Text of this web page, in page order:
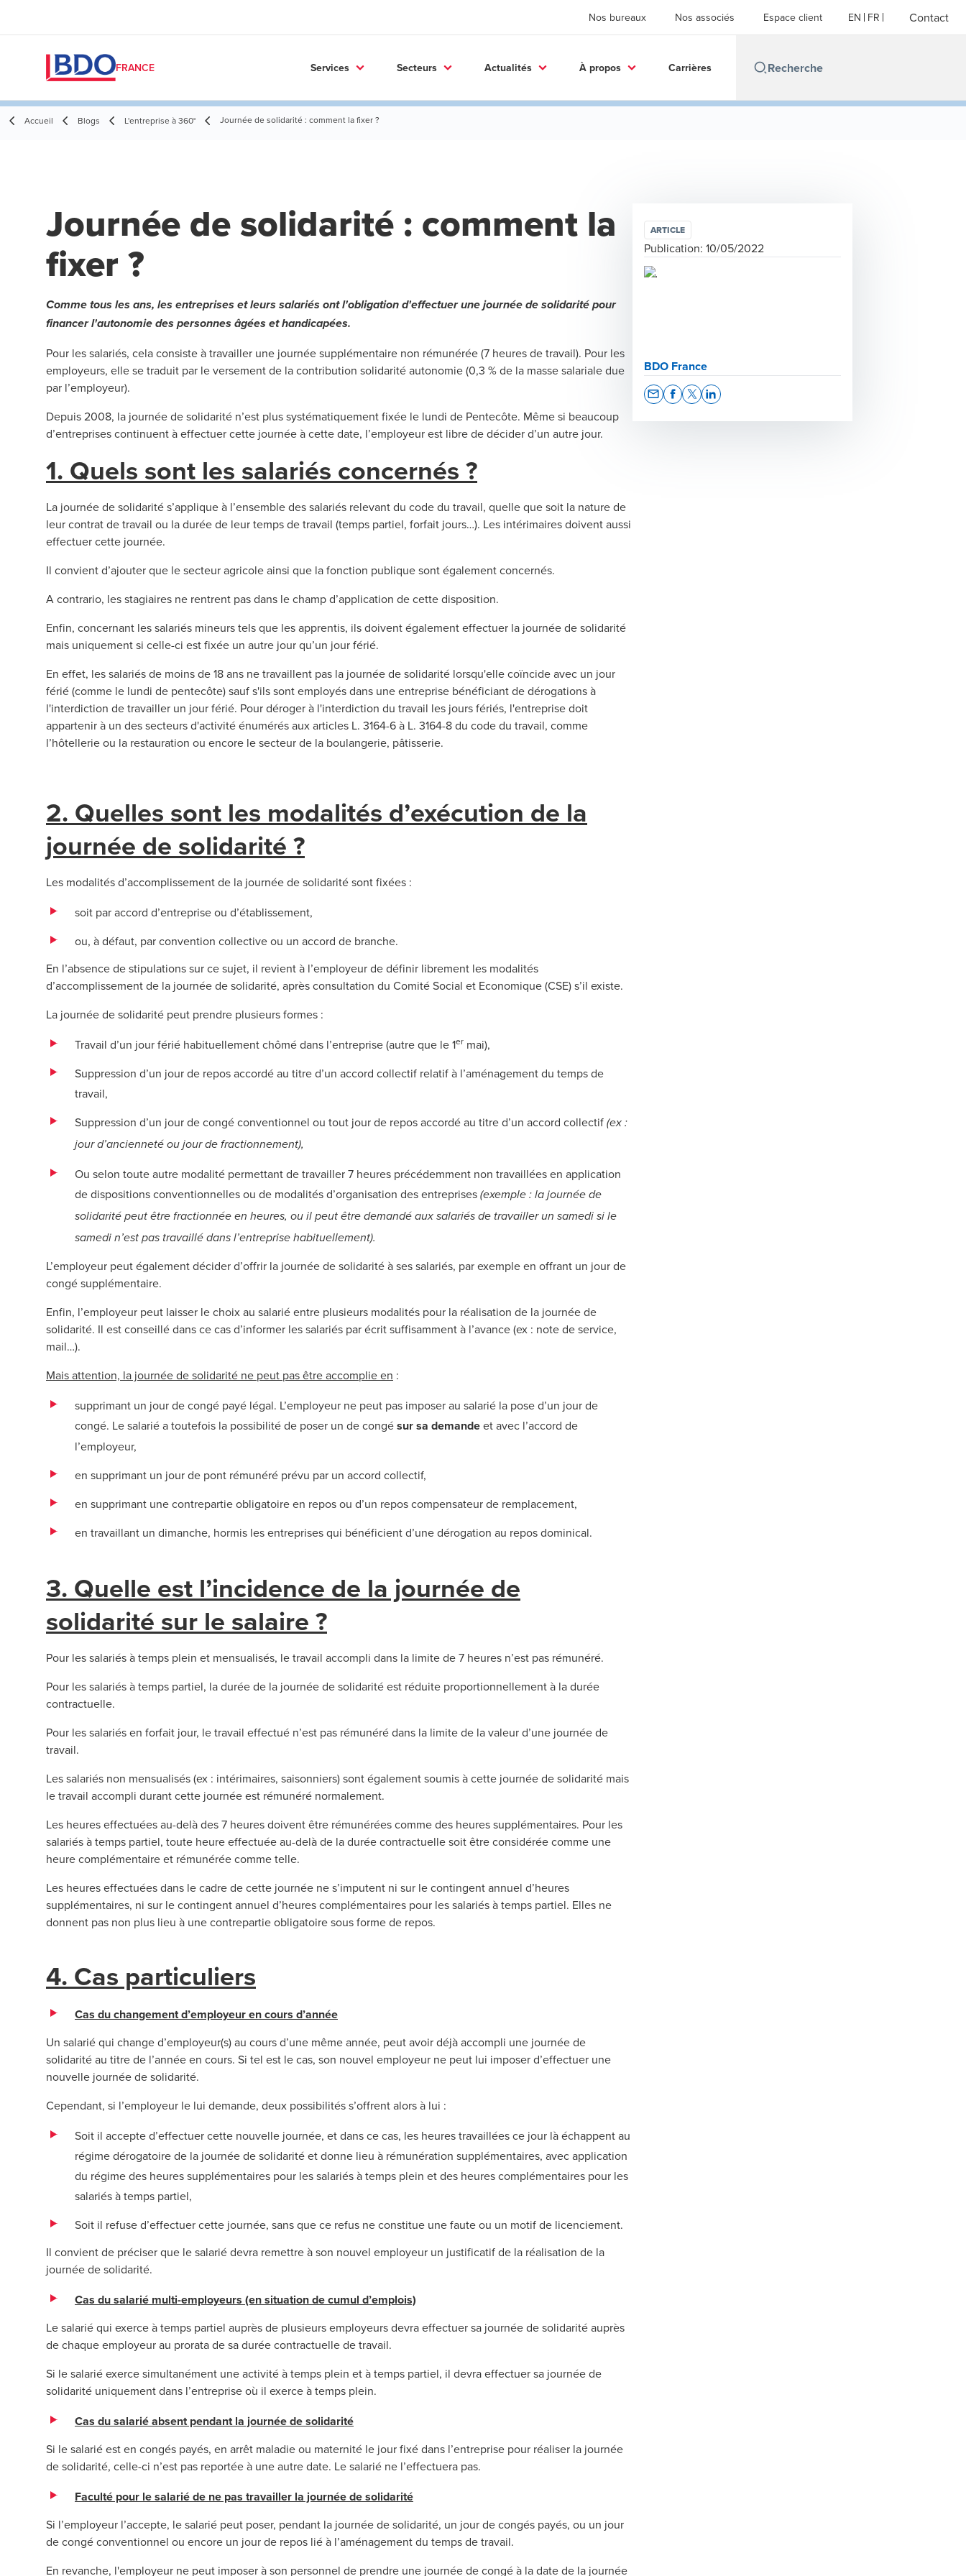
Nos bureaux Nos associés Espace client EN FR Contact
FRANCE Services Secteurs Actualités À propos Carrières
Accueil Blogs L'entreprise à 360° Journée de solidarité : comment la fixer ?
Journée de solidarité : comment la
fixer ?
Comme tous les ans, les entreprises et leurs salariés ont l'obligation d'effectuer une journée de solidarité pour
financer l'autonomie des personnes âgées et handicapées.
Pour les salariés, cela consiste à travailler une journée supplémentaire non rémunérée (7 heures de travail). Pour les
employeurs, elle se traduit par le versement de la contribution solidarité autonomie (0,3 % de la masse salariale due
par l’employeur).
Depuis 2008, la journée de solidarité n’est plus systématiquement fixée le lundi de Pentecôte. Même si beaucoup
d’entreprises continuent à effectuer cette journée à cette date, l’employeur est libre de décider d’un autre jour.
1. Quels sont les salariés concernés ?
La journée de solidarité s’applique à l’ensemble des salariés relevant du code du travail, quelle que soit la nature de
leur contrat de travail ou la durée de leur temps de travail (temps partiel, forfait jours…). Les intérimaires doivent aussi
effectuer cette journée.
Il convient d’ajouter que le secteur agricole ainsi que la fonction publique sont également concernés.
A contrario, les stagiaires ne rentrent pas dans le champ d’application de cette disposition.
Enfin, concernant les salariés mineurs tels que les apprentis, ils doivent également effectuer la journée de solidarité
mais uniquement si celle-ci est fixée un autre jour qu’un jour férié.
En effet, les salariés de moins de 18 ans ne travaillent pas la journée de solidarité lorsqu'elle coïncide avec un jour
férié (comme le lundi de pentecôte) sauf s'ils sont employés dans une entreprise bénéficiant de dérogations à
l'interdiction de travailler un jour férié. Pour déroger à l'interdiction du travail les jours fériés, l'entreprise doit
appartenir à un des secteurs d'activité énumérés aux articles L. 3164-6 à L. 3164-8 du code du travail, comme
l’hôtellerie ou la restauration ou encore le secteur de la boulangerie, pâtisserie.
2. Quelles sont les modalités d’exécution de la
journée de solidarité ?
Les modalités d’accomplissement de la journée de solidarité sont fixées :
soit par accord d’entreprise ou d’établissement,
ou, à défaut, par convention collective ou un accord de branche.
En l’absence de stipulations sur ce sujet, il revient à l’employeur de définir librement les modalités
d’accomplissement de la journée de solidarité, après consultation du Comité Social et Economique (CSE) s’il existe.
La journée de solidarité peut prendre plusieurs formes :
Travail d’un jour férié habituellement chômé dans l’entreprise (autre que le 1er mai),
Suppression d’un jour de repos accordé au titre d’un accord collectif relatif à l’aménagement du temps de
travail,
Suppression d’un jour de congé conventionnel ou tout jour de repos accordé au titre d’un accord collectif (ex :
jour d’ancienneté ou jour de fractionnement),
Ou selon toute autre modalité permettant de travailler 7 heures précédemment non travaillées en application
de dispositions conventionnelles ou de modalités d’organisation des entreprises (exemple : la journée de
solidarité peut être fractionnée en heures, ou il peut être demandé aux salariés de travailler un samedi si le
samedi n’est pas travaillé dans l’entreprise habituellement).
L’employeur peut également décider d’offrir la journée de solidarité à ses salariés, par exemple en offrant un jour de
congé supplémentaire.
Enfin, l’employeur peut laisser le choix au salarié entre plusieurs modalités pour la réalisation de la journée de
solidarité. Il est conseillé dans ce cas d’informer les salariés par écrit suffisamment à l’avance (ex : note de service,
mail…).
Mais attention, la journée de solidarité ne peut pas être accomplie en :
supprimant un jour de congé payé légal. L’employeur ne peut pas imposer au salarié la pose d’un jour de
congé. Le salarié a toutefois la possibilité de poser un de congésur sa demandeet avec l’accord de
l’employeur,
en supprimant un jour de pont rémunéré prévu par un accord collectif,
en supprimant une contrepartie obligatoire en repos ou d’un repos compensateur de remplacement,
en travaillant un dimanche, hormis les entreprises qui bénéficient d’une dérogation au repos dominical.
3. Quelle est l’incidence de la journée de
solidarité sur le salaire ?
Pour les salariés à temps plein et mensualisés, le travail accompli dans la limite de 7 heures n’est pas rémunéré.
Pour les salariés à temps partiel, la durée de la journée de solidarité est réduite proportionnellement à la durée
contractuelle.
Pour les salariés en forfait jour, le travail effectué n’est pas rémunéré dans la limite de la valeur d’une journée de
travail.
Les salariés non mensualisés (ex : intérimaires, saisonniers) sont également soumis à cette journée de solidarité mais
le travail accompli durant cette journée est rémunéré normalement.
Les heures effectuées au-delà des 7 heures doivent être rémunérées comme des heures supplémentaires. Pour les
salariés à temps partiel, toute heure effectuée au-delà de la durée contractuelle soit être considérée comme une
heure complémentaire et rémunérée comme telle.
Les heures effectuées dans le cadre de cette journée ne s’imputent ni sur le contingent annuel d’heures
supplémentaires, ni sur le contingent annuel d’heures complémentaires pour les salariés à temps partiel. Elles ne
donnent pas non plus lieu à une contrepartie obligatoire sous forme de repos.
4. Cas particuliers
Cas du changement d’employeur en cours d’année
Un salarié qui change d’employeur(s) au cours d’une même année, peut avoir déjà accompli une journée de
solidarité au titre de l’année en cours. Si tel est le cas, son nouvel employeur ne peut lui imposer d’effectuer une
nouvelle journée de solidarité.
Cependant, si l’employeur le lui demande, deux possibilités s’offrent alors à lui :
Soit il accepte d’effectuer cette nouvelle journée, et dans ce cas, les heures travaillées ce jour là échappent au
régime dérogatoire de la journée de solidarité et donne lieu à rémunération supplémentaires, avec application
du régime des heures supplémentaires pour les salariés à temps plein et des heures complémentaires pour les
salariés à temps partiel,
Soit il refuse d’effectuer cette journée, sans que ce refus ne constitue une faute ou un motif de licenciement.
Il convient de préciser que le salarié devra remettre à son nouvel employeur un justificatif de la réalisation de la
journée de solidarité.
Cas du salarié multi-employeurs (en situation de cumul d’emplois)
Le salarié qui exerce à temps partiel auprès de plusieurs employeurs devra effectuer sa journée de solidarité auprès
de chaque employeur au prorata de sa durée contractuelle de travail.
Si le salarié exerce simultanément une activité à temps plein et à temps partiel, il devra effectuer sa journée de
solidarité uniquement dans l’entreprise où il exerce à temps plein.
Cas du salarié absent pendant la journée de solidarité
Si le salarié est en congés payés, en arrêt maladie ou maternité le jour fixé dans l’entreprise pour réaliser la journée
de solidarité, celle-ci n’est pas reportée à une autre date. Le salarié ne l’effectuera pas.
Faculté pour le salarié de ne pas travailler la journée de solidarité
Si l’employeur l’accepte, le salarié peut poser, pendant la journée de solidarité, un jour de congés payés, ou un jour
de congé conventionnel ou encore un jour de repos lié à l’aménagement du temps de travail.
En revanche, l'employeur ne peut imposer à son personnel de prendre une journée de congé à la date de la journée
ARTICLE
Publication: 10/05/2022
BDO France